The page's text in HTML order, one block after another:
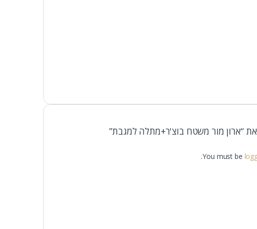
“ארון מור משטח בוצ'ר+מתלה למגבת”
You must be